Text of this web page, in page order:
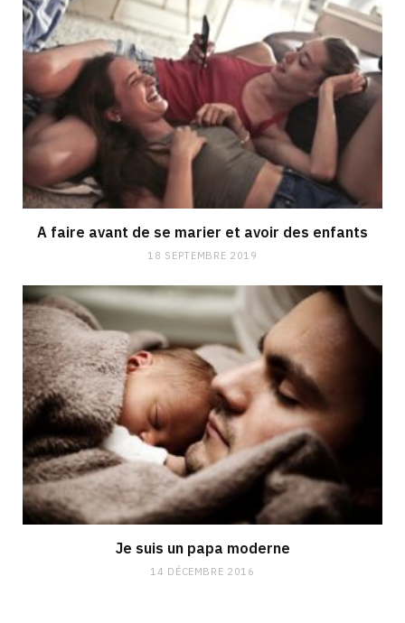
A faire avant de se marier et avoir des enfants
18 SEPTEMBRE 2019
Je suis un papa moderne
14 DÉCEMBRE 2016